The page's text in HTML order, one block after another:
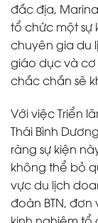
đắc địa,
tổ chức một
chuyên gia du
giáo dục và cơ
chắc chắn sẽ
Với việc Triển
Thái Bình
ràng sự kiện
không thể bỏ
vực du lịch
đoàn BTN,